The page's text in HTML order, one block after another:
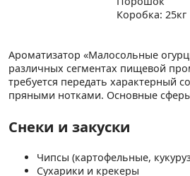
Коробка: 25кг
Ароматизатор «Малосольные
различных сегментах пищевой
требуется передать характерный
пряными нотками. Основные
Снеки и закуски
Чипсы (картофельные,
Сухарики и крекеры